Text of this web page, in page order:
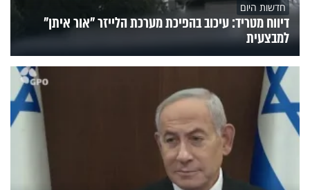
חדשות היום
דיווח מטריד: עיכוב בהפיכת מערכת הלייזר "אור איתן"
למבצעית